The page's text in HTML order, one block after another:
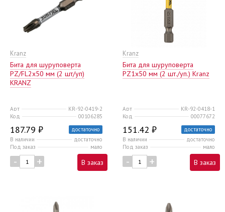
Kranz
Бита для шуруповерта
PZ/FL2х50 мм (2 шт/уп)
KRANZ
Арт
KR-92-0419-2
Код
00106285
187.79 ₽
достаточно
В наличии
достаточно
Под заказ
мало
- + В заказ
Kranz
Бита для шуруповерта
PZ1х50 мм (2 шт./уп.) Kranz
Арт
KR-92-0418-1
Код
00077672
151.42 ₽
достаточно
В наличии
достаточно
Под заказ
мало
- + В заказ